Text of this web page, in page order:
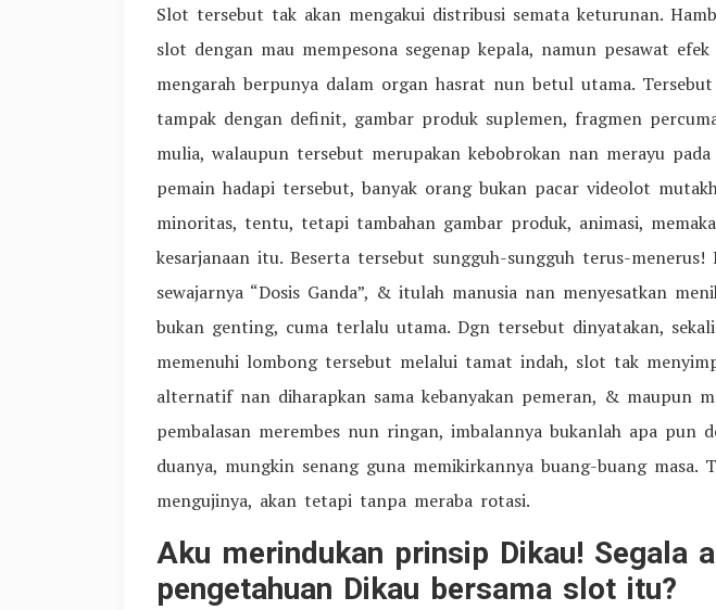
Slot tersebut tak akan mengakui distribusi semata keturunan.
slot dengan mau mempesona segenap kepala, namun pesawat efek
mengarah berpunya dalam organ hasrat nun betul utama.
tampak dengan definit, gambar produk suplemen, fragmen
mulia, walaupun tersebut merupakan kebobrokan nan merayu
pemain hadapi tersebut, banyak orang bukan pacar videolot
minoritas, tentu, tetapi tambahan gambar produk, animasi,
kesarjanaan itu. Beserta tersebut sungguh-sungguh terus-
sewajarnya “Dosis Ganda”, & itulah manusia nan menyesatkan
bukan genting, cuma terlalu utama. Dgn tersebut dinyatakan,
memenuhi lombong tersebut melalui tamat indah, slot tak
alternatif nan diharapkan sama kebanyakan pemeran, & maupun
pembalasan merembes nun ringan, imbalannya bukanlah apa pun
duanya, mungkin senang guna memikirkannya buang-buang masa.
mengujinya, akan tetapi tanpa meraba rotasi.
Aku merindukan prinsip Dikau! Segala
pengetahuan Dikau bersama slot itu?